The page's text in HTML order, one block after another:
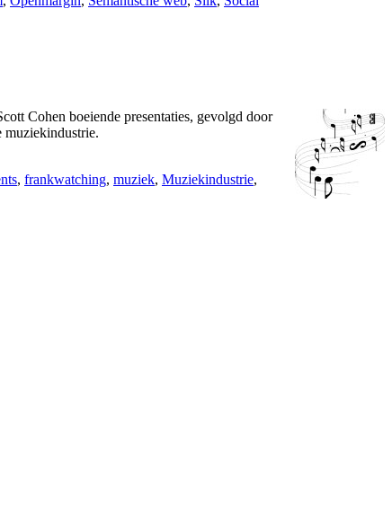
Cohen boeiende presentaties, gevolgd door
muziekindustrie.
, frankwatching, muziek, Muziekindustrie,